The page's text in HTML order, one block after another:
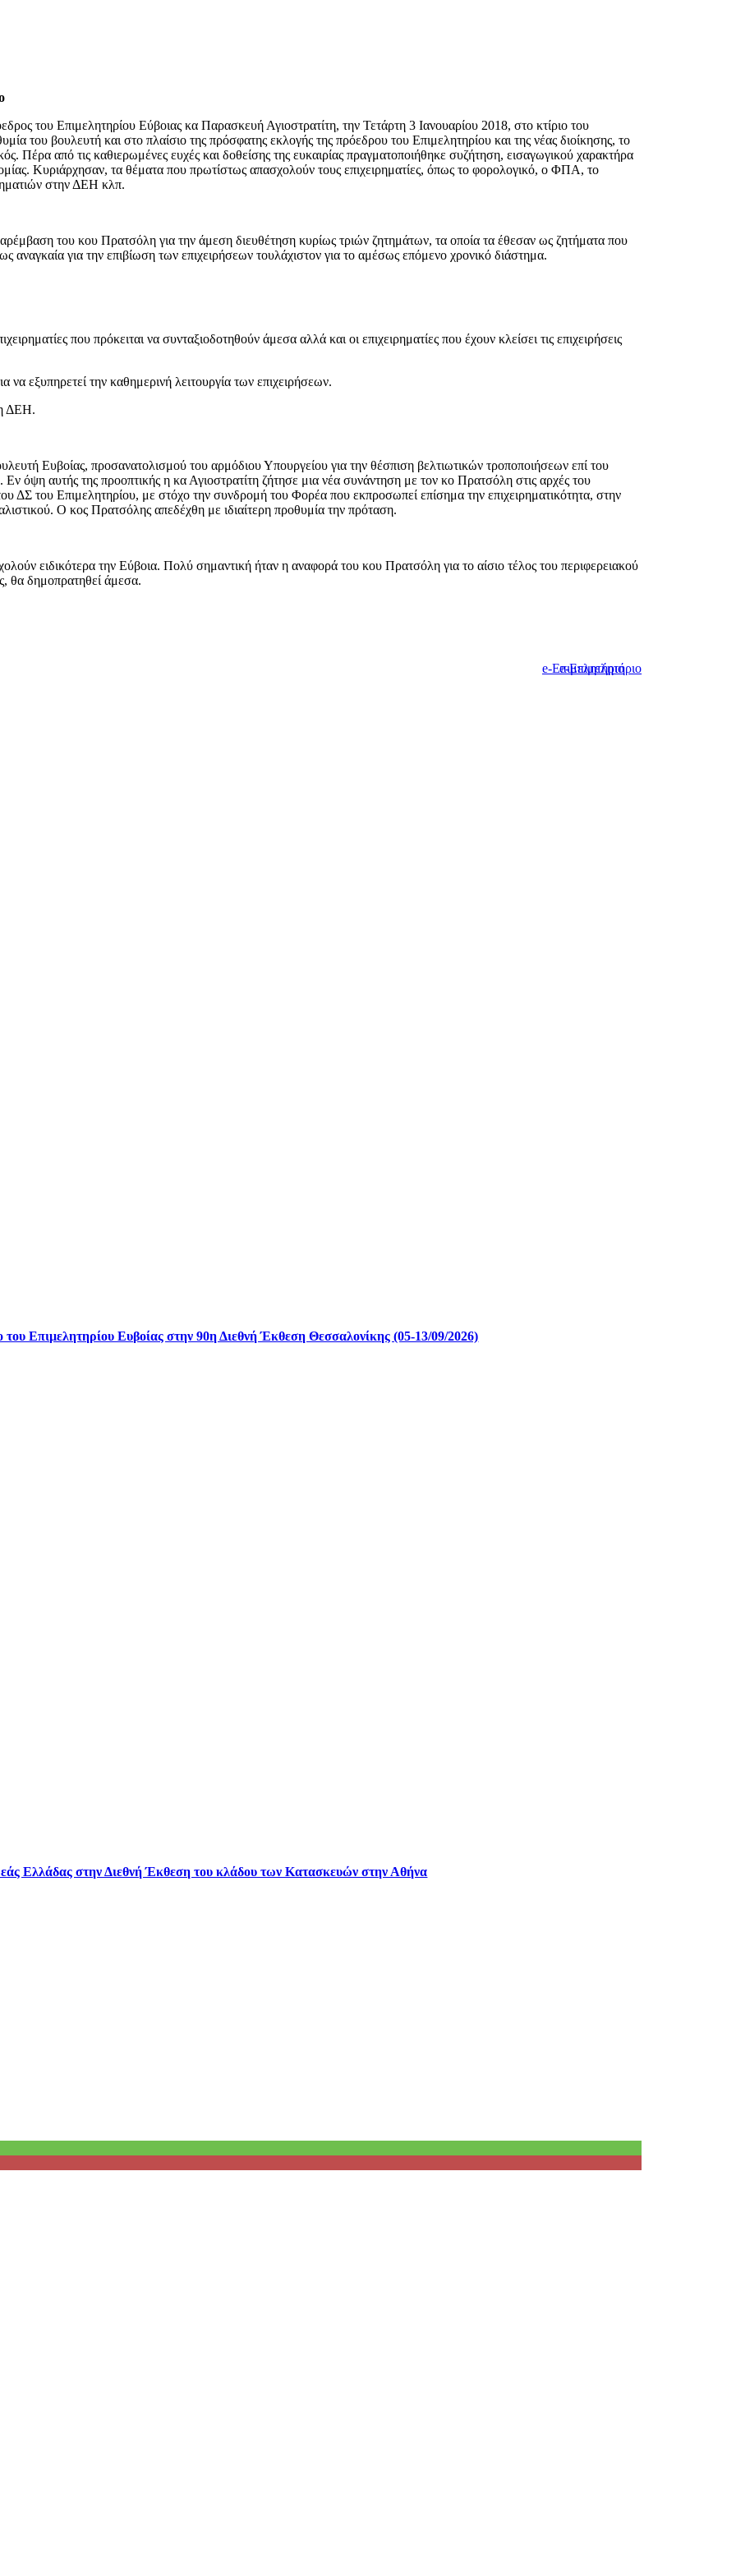
e-Επιμελητήριο
e-Επιμελητήριο
του Επιμελητηρίου Εύβοιας κα Παρασκευή Αγιοστρατίτη, την Τετάρτη 3 Ιανουαρίου 2018, στο κτίριο του
του βουλευτή και στο πλαίσιο της πρόσφατης εκλογής της πρόεδρου του Επιμελητηρίου και της νέας διοίκησης, το
από τις καθιερωμένες ευχές και δοθείσης της ευκαιρίας πραγματοποιήθηκε συζήτηση, εισαγωγικού χαρακτήρα
Κυριάρχησαν, τα θέματα που πρωτίστως απασχολούν τους επιχειρηματίες, όπως το φορολογικό, ο ΦΠΑ, το
στην ΔΕΗ κλπ.
του κου Πρατσόλη για την άμεση διευθέτηση κυρίως τριών ζητημάτων, τα οποία τα έθεσαν ως ζητήματα που
αναγκαία για την επιβίωση των επιχειρήσεων τουλάχιστον για το αμέσως επόμενο χρονικό διάστημα.
που πρόκειται να συνταξιοδοτηθούν άμεσα αλλά και οι επιχειρηματίες που έχουν κλείσει τις επιχειρήσεις
εξυπηρετεί την καθημερινή λειτουργία των επιχειρήσεων.
ΔΕΗ.
Ευβοίας, προσανατολισμού του αρμόδιου Υπουργείου για την θέσπιση βελτιωτικών τροποποιήσεων επί του
όψη αυτής της προοπτικής η κα Αγιοστρατίτη ζήτησε μια νέα συνάντηση με τον κο Πρατσόλη στις αρχές του
ΔΣ του Επιμελητηρίου, με στόχο την συνδρομή του Φορέα που εκπροσωπεί επίσημα την επιχειρηματικότητα, στην
Ο κος Πρατσόλης απεδέχθη με ιδιαίτερη προθυμία την πρόταση.
ειδικότερα την Εύβοια. Πολύ σημαντική ήταν η αναφορά του κου Πρατσόλη για το αίσιο τέλος του περιφερειακού
θα δημοπρατηθεί άμεσα.
Επιμελητηρίου Ευβοίας στην 90η Διεθνή Έκθεση Θεσσαλονίκης (05-13/09/2026)
Ελλάδας στην Διεθνή Έκθεση του κλάδου των Κατασκευών στην Αθήνα